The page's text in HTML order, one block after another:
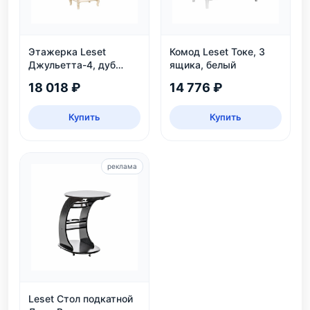
Этажерка Leset
Джульетта-4, дуб
18 018 ₽
Купить
Комод Leset Токе, 3
ящика, белый
14 776 ₽
Купить
Leset Стол подкатной
реклама